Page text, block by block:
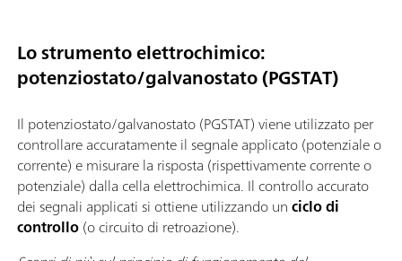
Lo strumento elettrochimico:
potenziostato/galvanostato (PGSTAT)
Il potenziostato/galvanostato (PGSTAT) viene utilizzato per
controllare accuratamente il segnale applicato (potenziale o
corrente) e misurare la risposta (rispettivamente corrente o
potenziale) dalla cella elettrochimica. Il controllo accurato
dei segnali applicati si ottiene utilizzando unciclo di
controllo(o circuito di retroazione).